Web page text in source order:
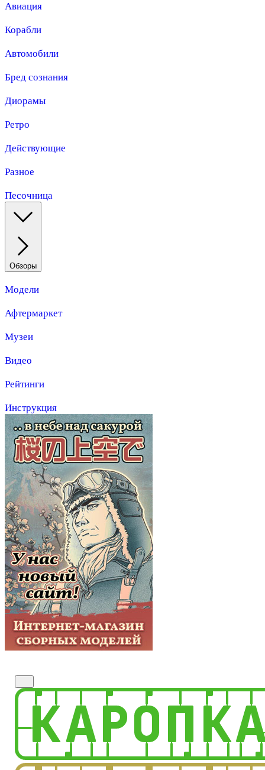
Авиация
Корабли
Автомобили
Бред сознания
Диорамы
Ретро
Действующие
Разное
Песочница
Обзоры
Модели
Афтермаркет
Музеи
Видео
Рейтинги
Инструкция